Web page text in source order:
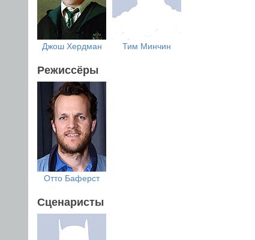
Джош Хердман Тим Минчин
Режиссёры
Отто Баферст
Сценаристы